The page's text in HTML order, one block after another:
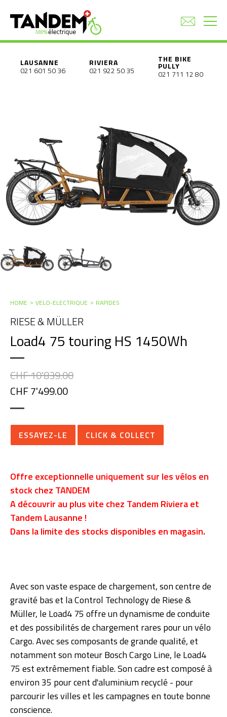
LAUSANNE
021 601 50 36
RIVIERA
021 922 50 35
THE BIKE
PULLY
021 711 12 80
HOME VELO-ELECTRIQUE RAPIDES
RIESE & MÜLLER
Load4 75 touring HS 1450Wh
CHF 10'839.00
CHF 7'499.00
ESSAYEZ-LE CLICK & COLLECT
Offre exceptionnelle uniquement sur les vélos en
stock chez TANDEM
A découvrir au plus vite chez Tandem Riviera et
Tandem Lausanne !
Dans la limite des stocks disponibles en magasin.
Avec son vaste espace de chargement, son centre de
gravité bas et la Control Technology de Riese &
Müller, le Load4 75 offre un dynamisme de conduite
et des possibilités de chargement rares pour un vélo
Cargo. Avec ses composants de grande qualité, et
notamment son moteur Bosch Cargo Line, le Load4
75 est extrêmement fiable. Son cadre est composé à
environ 35 pour cent d'aluminium recyclé - pour
parcourir les villes et les campagnes en toute bonne
conscience.